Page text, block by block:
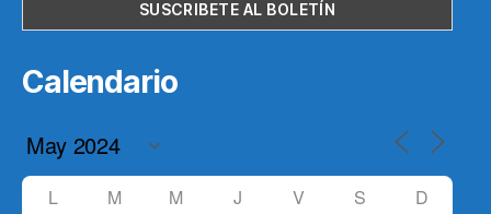
Calendario
L M M J V S D